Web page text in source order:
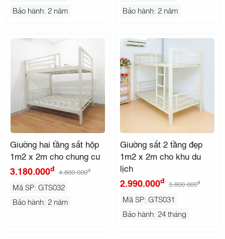
Bảo hành: 2 năm
Bảo hành: 2 năm
Giường hai tầng sắt hộp
1m2 x 2m cho chung cư
3.180.000đ 4.800.000đ
Mã SP: GTS032
Bảo hành: 2 năm
Giường sắt 2 tầng đẹp
1m2 x 2m cho khu du
lịch
2.990.000đ 3.800.000đ
Mã SP: GTS031
Bảo hành: 24 tháng